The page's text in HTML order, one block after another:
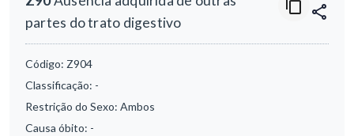
partes do trato digestivo
Código: Z904
Classificação: -
Restrição do Sexo: Ambos
Causa óbito: -